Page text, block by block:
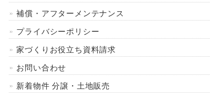
補償・アフターメンテナンス
プライバシーポリシー
家づくりお役立ち資料請求
お問い合わせ
新着物件 分譲・土地販売